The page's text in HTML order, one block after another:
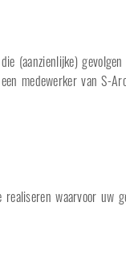
(aanzienlijke)
medewerker van S-
waarvoor uw